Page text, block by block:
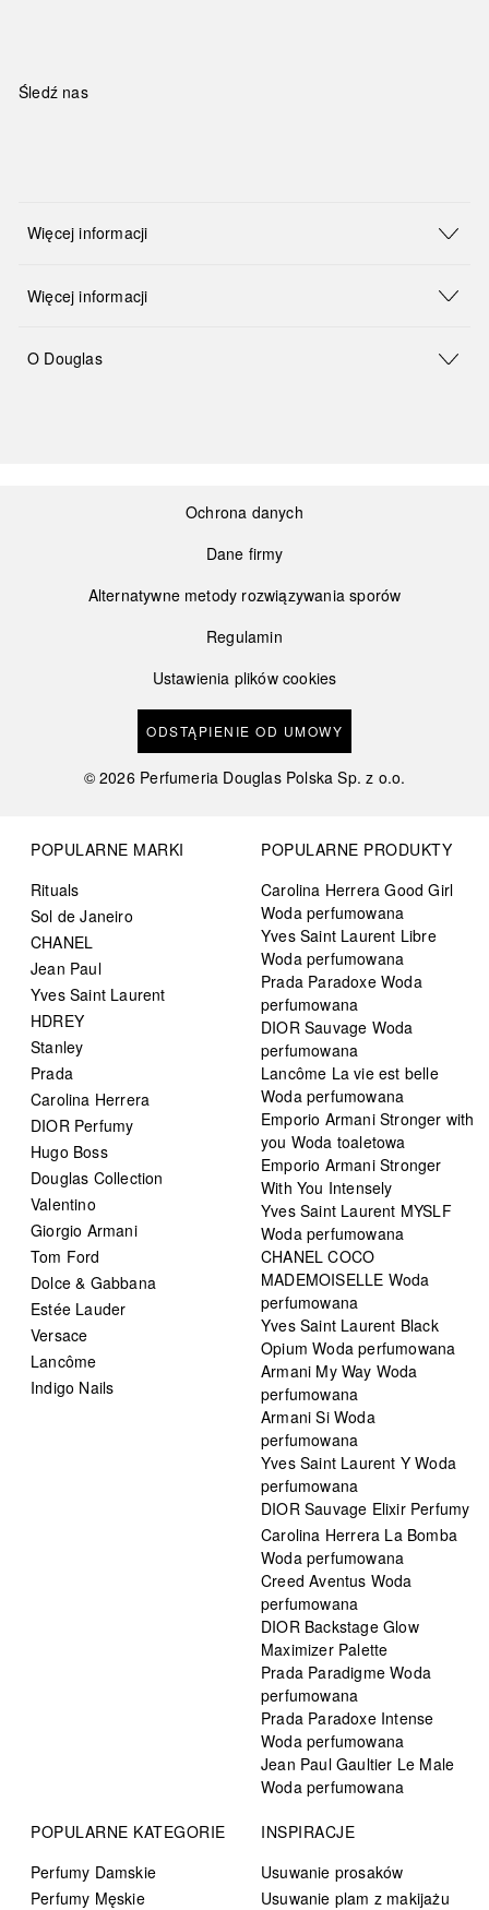
Śledź nas
Więcej informacji
Więcej informacji
O Douglas
Ochrona danych
Dane firmy
Alternatywne metody rozwiązywania sporów
Regulamin
Ustawienia plików cookies
ODSTĄPIENIE OD UMOWY
©2026 Perfumeria Douglas Polska Sp. z o.o.
POPULARNE MARKI
Rituals
Sol de Janeiro
CHANEL
Jean Paul
Yves Saint Laurent
HDREY
Stanley
Prada
Carolina Herrera
DIOR Perfumy
Hugo Boss
Douglas Collection
Valentino
Giorgio Armani
Tom Ford
Dolce & Gabbana
Estée Lauder
Versace
Lancôme
Indigo Nails
POPULARNE PRODUKTY
Carolina Herrera Good Girl
Woda perfumowana
Yves Saint Laurent Libre
Woda perfumowana
Prada Paradoxe Woda
perfumowana
DIOR Sauvage Woda
perfumowana
Lancôme La vie est belle
Woda perfumowana
Emporio Armani Stronger with
you Woda toaletowa
Emporio Armani Stronger
With You Intensely
Yves Saint Laurent MYSLF
Woda perfumowana
CHANEL COCO
MADEMOISELLE Woda
perfumowana
Yves Saint Laurent Black
Opium Woda perfumowana
Armani My Way Woda
perfumowana
Armani Si Woda
perfumowana
Yves Saint Laurent Y Woda
perfumowana
DIOR Sauvage Elixir Perfumy
Carolina Herrera La Bomba
Woda perfumowana
Creed Aventus Woda
perfumowana
DIOR Backstage Glow
Maximizer Palette
Prada Paradigme Woda
perfumowana
Prada Paradoxe Intense
Woda perfumowana
Jean Paul Gaultier Le Male
Woda perfumowana
POPULARNE KATEGORIE
Perfumy Damskie
Perfumy Męskie
INSPIRACJE
Usuwanie prosaków
Usuwanie plam z makijażu